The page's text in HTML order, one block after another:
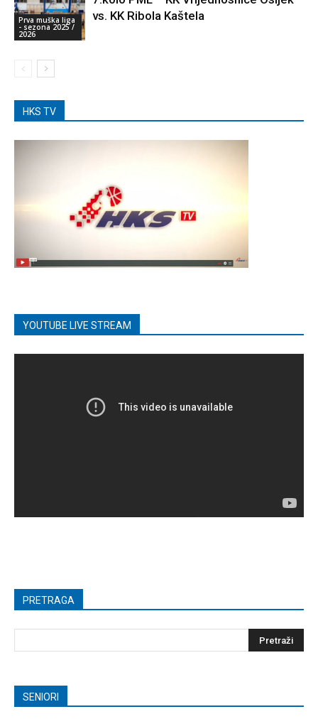
Prva muška liga
- sezona 2025 /
2026
vs. KK Ribola Kaštela
HKS TV
YOUTUBE LIVE STREAM
PRETRAGA
SENIORI